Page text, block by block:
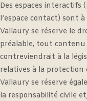
Des espaces interactifs
l’espace contact) sont
Vallaury se réserve le
préalable, tout contenu
contreviendrait à la
relatives à la protection
Vallaury se réserve
la responsabilité civile